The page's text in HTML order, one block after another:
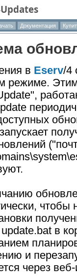
Документация
в Eserv/4
режиме.
чтобы
update.bat в
и
через